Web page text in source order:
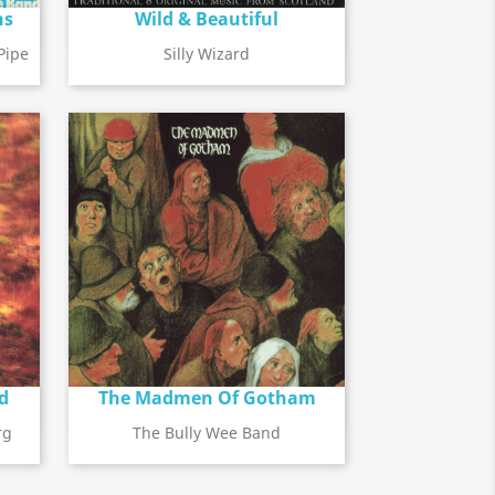
Wild & Beautiful
Silly Wizard
searchDétail de l'album
The Madmen Of Gotham
The Bully Wee Band
searchDétail de l'album